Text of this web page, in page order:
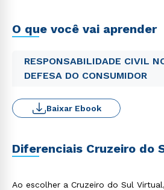
O que você vai aprender
RESPONSABILIDADE CIVIL
DEFESA DO CONSUMIDOR
Baixar Ebook
Diferenciais Cruzeiro do
Ao escolher a Cruzeiro do Sul